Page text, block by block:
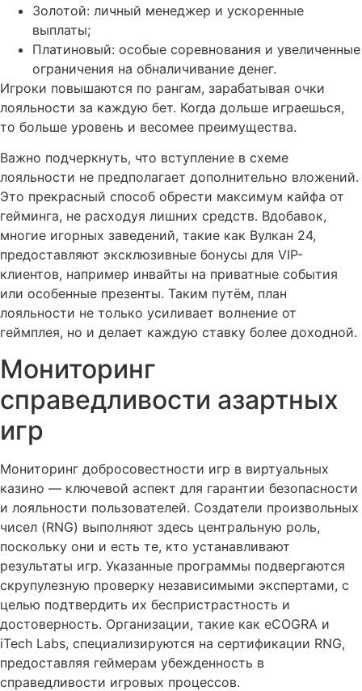
Золотой: личный менеджер и ускоренные
выплаты;
Платиновый: особые соревнования и увеличенные
ограничения на обналичивание денег.
Игроки повышаются по рангам, зарабатывая очки
лояльности за каждую бет. Когда дольше играешься,
то больше уровень и весомее преимущества.
Важно подчеркнуть, что вступление в схеме
лояльности не предполагает дополнительно вложений.
Это прекрасный способ обрести максимум кайфа от
гейминга, не расходуя лишних средств. Вдобавок,
многие игорных заведений, такие как Вулкан 24,
предоставляют эксклюзивные бонусы для VIP-
клиентов, например инвайты на приватные события
или особенные презенты. Таким путём, план
лояльности не только усиливает волнение от
геймплея, но и делает каждую ставку более доходной.
Мониторинг
справедливости азартных
игр
Мониторинг добросовестности игр в виртуальных
казино — ключевой аспект для гарантии безопасности
и лояльности пользователей. Создатели произвольных
чисел (RNG) выполняют здесь центральную роль,
поскольку они и есть те, кто устанавливают
результаты игр. Указанные программы подвергаются
скрупулезную проверку независимыми экспертами, с
целью подтвердить их беспристрастность и
достоверность. Организации, такие как eCOGRA и
iTech Labs, специализируются на сертификации RNG,
предоставляя геймерам убежденность в
справедливости игровых процессов.